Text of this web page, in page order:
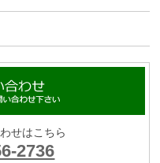
せはこちら
2736